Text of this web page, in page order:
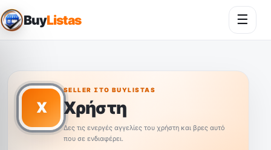
BuyListas ☰
Χ
SELLER ΣΤΟ BUYLISTAS
Χρήστη
Δες τις ενεργές αγγελίες του χρήστη και βρες αυτό
που σε ενδιαφέρει.